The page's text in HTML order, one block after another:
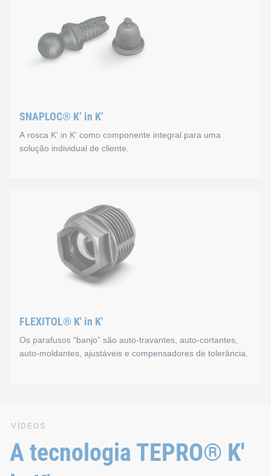
O aparafusamento reversível dos parafusos K' in K'
SNAPLOC® K’ in K’
A rosca K‘ in K‘ como componente integral para uma
solução individual de cliente.
O princípio SNAPLOC® baseia-se num sistema de duas
Descubra o SNAPLOC®
FLEXITOL® K' in K'
Os parafusos “banjo” são auto-travantes, auto-cortantes,
auto-moldantes, ajustáveis e compensadores de tolerância.
A rosca K' in K' conforma automaticamente a sua rosca
VÍDEOS
A tecnologia TEPRO® K'